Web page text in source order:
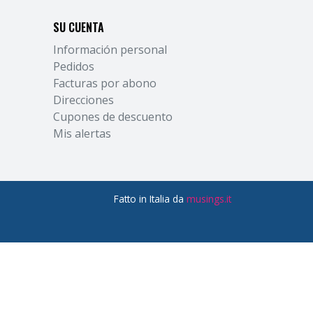
SU CUENTA
Información personal
Pedidos
Facturas por abono
Direcciones
Cupones de descuento
Mis alertas
Fatto in Italia da musings.it